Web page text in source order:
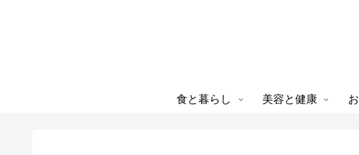
食と暮らし 美容と健康